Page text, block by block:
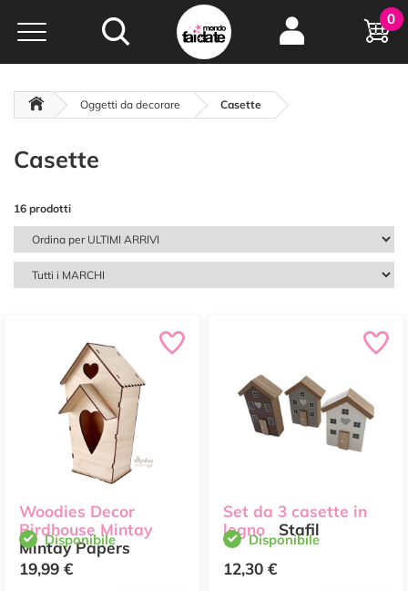
Hobby e
creatività...
oltre 15 anni online
0
Oggetti da decorare Casette
Casette
16 prodotti
Woodies Decor
Birdhouse Mintay
Mintay Papers
Disponibile
19,99 €
Set da 3 casette in
legno
Stafil
Disponibile
12,30 €